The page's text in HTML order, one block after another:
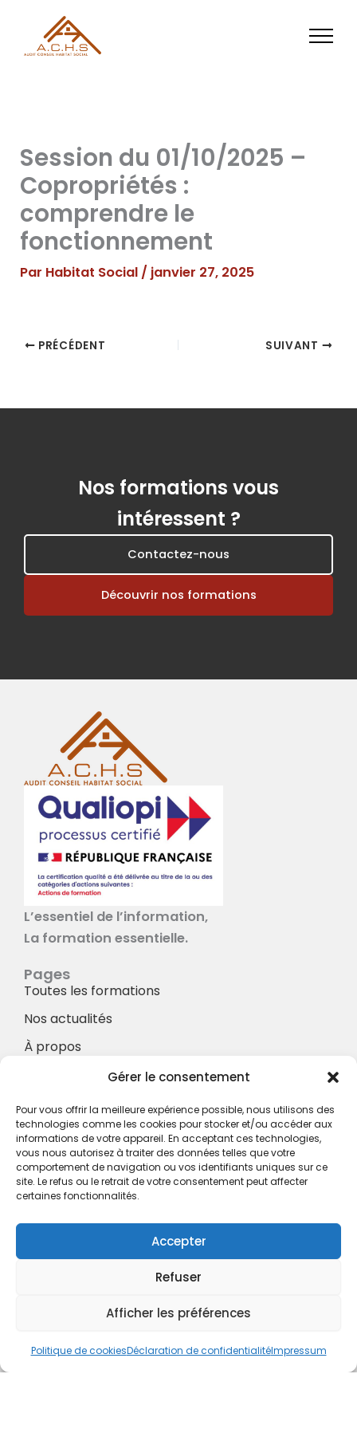
Gérer le consentement
Pour vous offrir la meilleure expérience possible, nous utilisons des
technologies comme les cookies pour stocker et/ou accéder aux
informations de votre appareil. En acceptant ces technologies,
vous nous autorisez à traiter des données telles que votre
comportement de navigation ou vos identifiants uniques sur ce
site. Le refus ou le retrait de votre consentement peut affecter
certaines fonctionnalités.
Accepter
Refuser
Afficher les préférences
Politique de cookiesDéclaration de confidentialitéImpressum
contenu
Session du 01/10/2025 –
Copropriétés :
comprendre le
fonctionnement
Par Habitat Social / janvier 27, 2025
PRÉCÉDENT SUIVANT
Nos formations vous
intéressent ?
Contactez-nous
Découvrir nos formations
L’essentiel de l’information,
La formation essentielle.
Pages
Toutes les formations
Nos actualités
À propos
À propos
Hotel à proximité
Politique de confidentialité
CGV
cboukris@habitat-social.com